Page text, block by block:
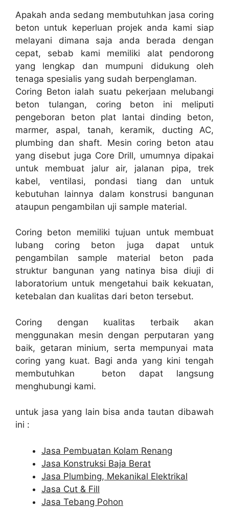
Apakah anda sedang membutuhkan jasa coring
beton untuk keperluan projek anda kami siap
melayani dimana saja anda berada dengan
cepat, sebab kami memiliki alat pendorong
yang lengkap dan mumpuni didukung oleh
tenaga spesialis yang sudah berpenglaman.
Coring Beton ialah suatu pekerjaan melubangi
beton tulangan, coring beton ini meliputi
pengeboran beton plat lantai dinding beton,
marmer, aspal, tanah, keramik, ducting AC,
plumbing dan shaft. Mesin coring beton atau
yang disebut juga Core Drill, umumnya dipakai
untuk membuat jalur air, jalanan pipa, trek
kabel, ventilasi, pondasi tiang dan untuk
kebutuhan lainnya dalam konstrusi bangunan
ataupun pengambilan uji sample material.
Coring beton memiliki tujuan untuk membuat
lubang coring beton juga dapat untuk
pengambilan sample material beton pada
struktur bangunan yang natinya bisa diuji di
laboratorium untuk mengetahui baik kekuatan,
ketebalan dan kualitas dari beton tersebut.
Coring dengan kualitas terbaik akan
menggunakan mesin dengan perputaran yang
baik, getaran minium, serta mempunyai mata
coring yang kuat. Bagi anda yang kini tengah
membutuhkan beton dapat langsung
menghubungi kami.
untuk jasa yang lain bisa anda tautan dibawah
ini :
Jasa Pembuatan Kolam Renang
Jasa Konstruksi Baja Berat
Jasa Plumbing, Mekanikal Elektrikal
Jasa Cut & Fill
Jasa Tebang Pohon